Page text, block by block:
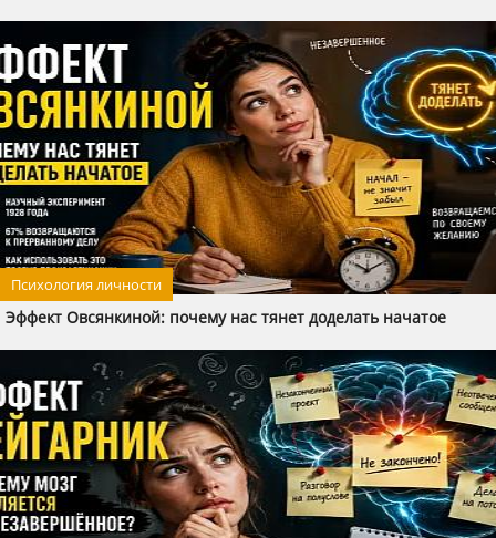
Психология личности
Эффект Овсянкиной: почему нас тянет доделать начатое